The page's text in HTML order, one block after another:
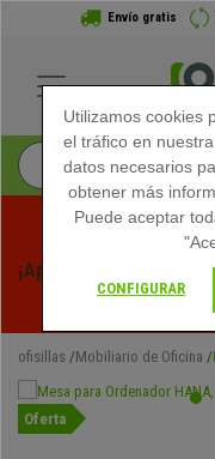
Envío gratis
¡Aprovecha las
Exclusivos por
ofisillas Mobiliario de Oficina
Oferta
Utilizamos cookies
el tráfico en
datos necesarios
obtener más
Puede aceptar
CONFIGURAR